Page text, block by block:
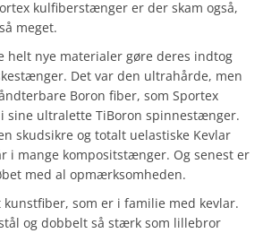
kulfiberstænger er der skam også,
meget.
helt nye materialer gøre deres indtog
Det var den ultrahårde, men
Boron fiber, som Sportex
sine ultralette TiBoron spinnestænger.
skudsikre og totalt uelastiske Kevlar
i mange kompositstænger. Og senest er
med al opmærksomheden.
kunstfiber, som er i familie med kevlar.
og dobbelt så stærk som lillebror